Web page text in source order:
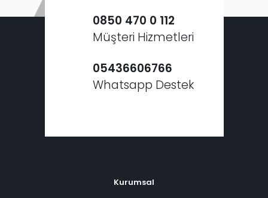
0850 470 0 112
Müşteri Hizmetleri
05436606766
Whatsapp Destek
Kurumsal